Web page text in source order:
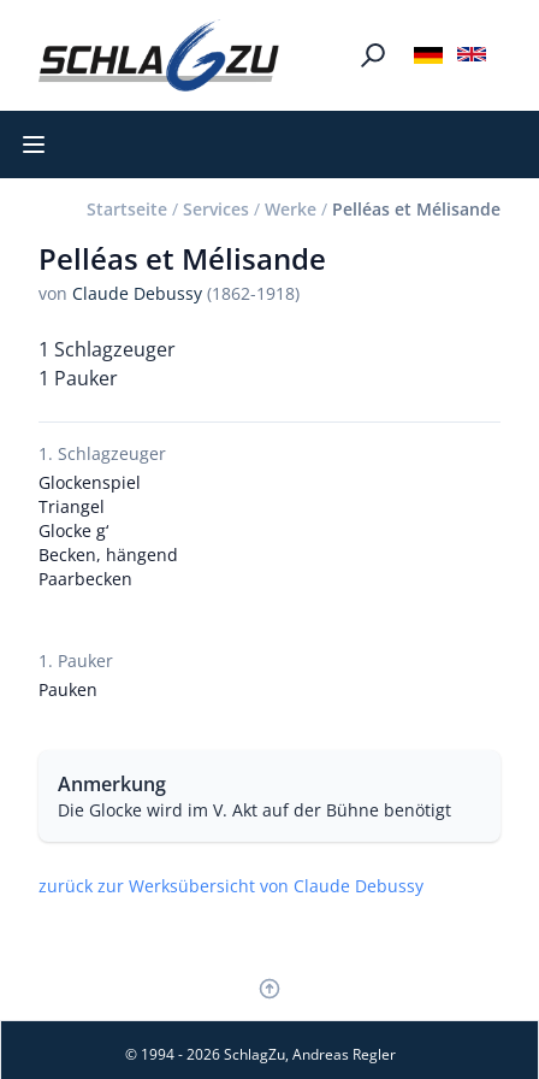
Open main menu
Startseite / Services / Werke / Pelléas et Mélisande
Pelléas et Mélisande
von Claude Debussy (1862-1918)
1 Schlagzeuger
1 Pauker
1. Schlagzeuger
Glockenspiel
Triangel
Glocke g‘
Becken, hängend
Paarbecken
1. Pauker
Pauken
Anmerkung
Die Glocke wird im V. Akt auf der Bühne benötigt
zurück zur Werksübersicht von Claude Debussy
© 1994 - 2026 SchlagZu, Andreas Regler